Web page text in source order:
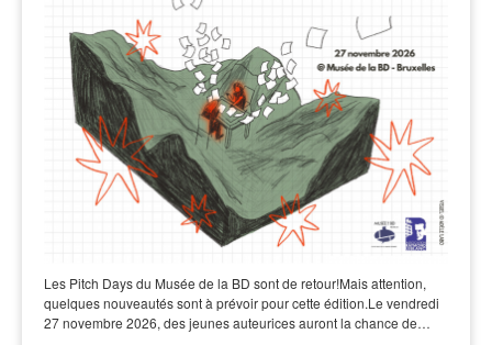
Les Pitch Days du Musée de la BD sont de retour!Mais attention,
quelques nouveautés sont à prévoir pour cette édition.Le vendredi
27 novembre 2026, des jeunes auteurices auront la chance de…